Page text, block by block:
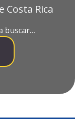
Costa Rica
buscar…